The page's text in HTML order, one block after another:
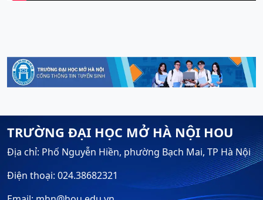
TRƯỜNG ĐẠI HỌC MỞ HÀ NỘI HOU
Địa chỉ: Phố Nguyễn Hiền, phường Bạch Mai, TP Hà Nội
Điện thoại: 024.38682321